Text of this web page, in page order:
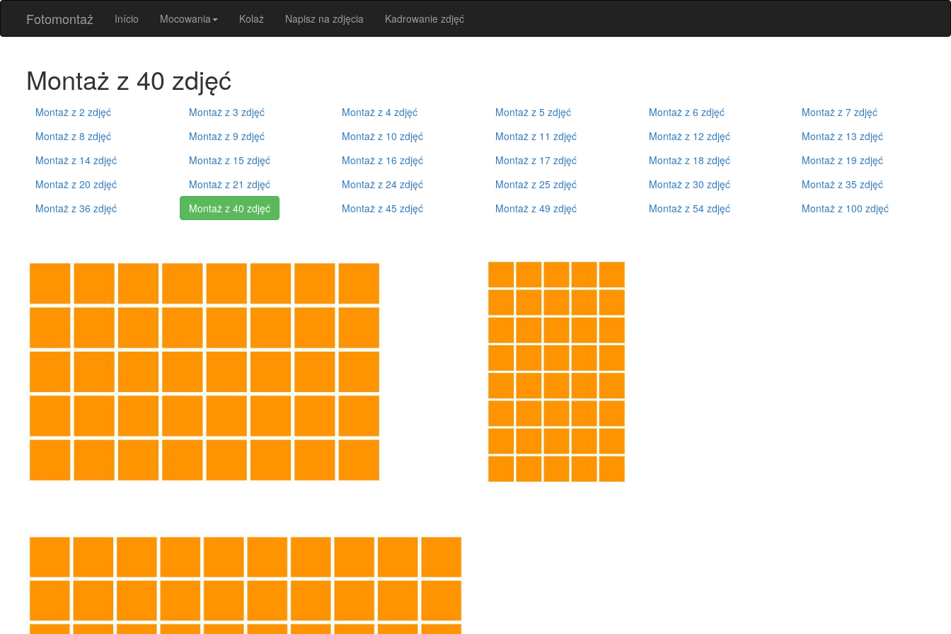
Fotomontaż Início Mocowania Kolaż Napisz na zdjęcia Kadrowanie zdjęć
Montaż z 40 zdjęć
Montaż z 2 zdjęć Montaż z 3 zdjęć Montaż z 4 zdjęć Montaż z 5 zdjęć Montaż z 6 zdjęć
Montaż z 7 zdjęć
Montaż z 8 zdjęć
Montaż z 9 zdjęć Montaż z 10 zdjęć Montaż z 11 zdjęć Montaż z 12 zdjęć
Montaż z 13 zdjęć
Montaż z 14 zdjęć
Montaż z 15 zdjęć Montaż z 16 zdjęć Montaż z 17 zdjęć Montaż z 18 zdjęć
Montaż z 19 zdjęć
Montaż z 20 zdjęć
Montaż z 21 zdjęć Montaż z 24 zdjęć Montaż z 25 zdjęć Montaż z 30 zdjęć
Montaż z 35 zdjęć
Montaż z 36 zdjęć
Montaż z 40 zdjęć Montaż z 45 zdjęć Montaż z 49 zdjęć Montaż z 54 zdjęć Montaż z 100 zdjęć